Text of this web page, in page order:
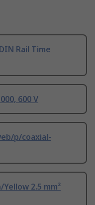
Rail Time
600 V
p/coaxial-
2.5 mm²